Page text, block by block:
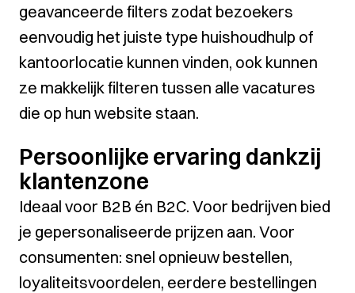
geavanceerde filters zodat bezoekers
eenvoudig het juiste type huishoudhulp of
kantoorlocatie kunnen vinden, ook kunnen
ze makkelijk filteren tussen alle vacatures
die op hun website staan.
Persoonlijke ervaring dankzij
klantenzone
Ideaal voor B2B én B2C. Voor bedrijven bied
je gepersonaliseerde prijzen aan. Voor
consumenten: snel opnieuw bestellen,
loyaliteitsvoordelen, eerdere bestellingen